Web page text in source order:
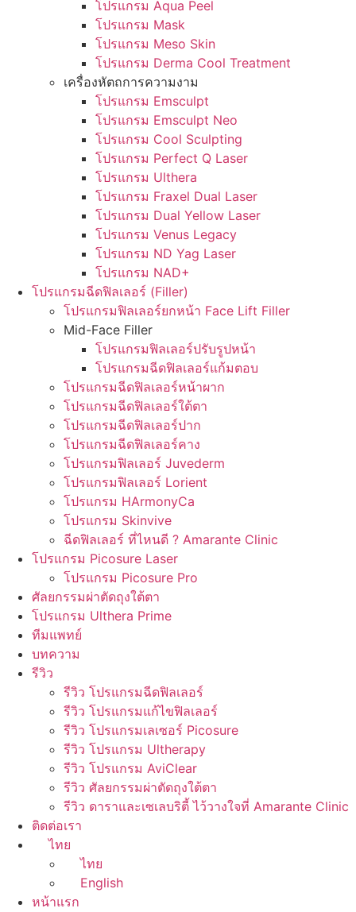
โปรแกรม Aqua Peel
โปรแกรม Mask
โปรแกรม Meso Skin
โปรแกรม Derma Cool Treatment
เครื่องหัตถการความงาม
โปรแกรม Emsculpt
โปรแกรม Emsculpt Neo
โปรแกรม Cool Sculpting
โปรแกรม Perfect Q Laser
โปรแกรม Ulthera
โปรแกรม Fraxel Dual Laser
โปรแกรม Dual Yellow Laser
โปรแกรม Venus Legacy
โปรแกรม ND Yag Laser
โปรแกรม NAD+
โปรแกรมฉีดฟิลเลอร์ (Filler)
โปรแกรมฟิลเลอร์ยกหน้า Face Lift Filler
Mid-Face Filler
โปรแกรมฟิลเลอร์ปรับรูปหน้า
โปรแกรมฉีดฟิลเลอร์แก้มตอบ
โปรแกรมฉีดฟิลเลอร์หน้าผาก
โปรแกรมฉีดฟิลเลอร์ใต้ตา
โปรแกรมฉีดฟิลเลอร์ปาก
โปรแกรมฉีดฟิลเลอร์คาง
โปรแกรมฟิลเลอร์ Juvederm
โปรแกรมฟิลเลอร์ Lorient
โปรแกรม HArmonyCa
โปรแกรม Skinvive
ฉีดฟิลเลอร์ ที่ไหนดี ? Amarante Clinic
โปรแกรม Picosure Laser
โปรแกรม Picosure Pro
ศัลยกรรมผ่าตัดถุงใต้ตา
โปรแกรม Ulthera Prime
ทีมแพทย์
บทความ
รีวิว
รีวิว โปรแกรมฉีดฟิลเลอร์
รีวิว โปรแกรมแก้ไขฟิลเลอร์
รีวิว โปรแกรมเลเซอร์ Picosure
รีวิว โปรแกรม Ultherapy
รีวิว โปรแกรม AviClear
รีวิว ศัลยกรรมผ่าตัดถุงใต้ตา
รีวิว ดาราและเซเลบริตี้ ไว้วางใจที่ Amarante Clinic
ติดต่อเรา
ไทย
ไทย
English
หน้าแรก